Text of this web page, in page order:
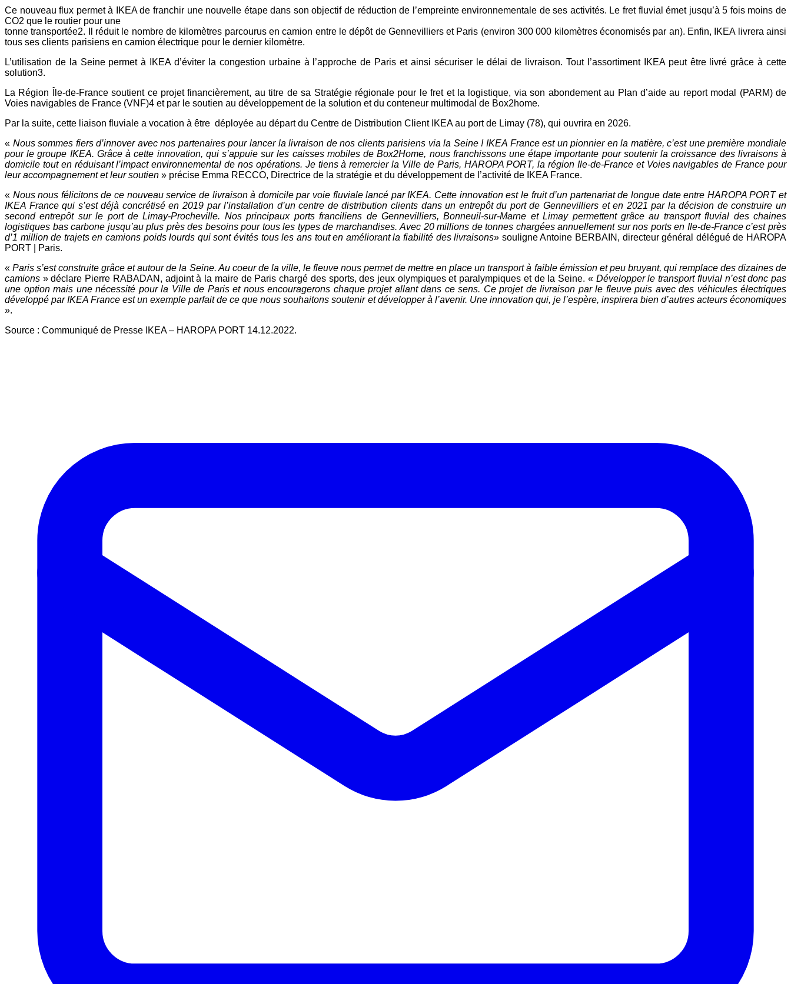
Ce nouveau flux permet à IKEA de franchir une nouvelle étape dans son objectif de réduction de l’empreinteenvironnementale de ses activités. Le fret fluvial émet jusqu’à 5 fois moins de
CO2 que le routier pour une
tonne transportée2. Il réduit le nombre de kilomètres parcourus en camion entre le dépôt de Gennevilliers et Paris (environ 300 000 kilomètres économisés par an). Enfin, IKEA livrera ainsi
tous ses clients parisiens en camion électrique pour le dernier kilomètre.
L’utilisation de la Seine permet à IKEA d’éviter la congestion urbaine à l’approche de Paris et ainsi sécuriser le délai de livraison. Tout l’assortiment IKEA peut être livré grâce à cette
solution3.
La Région Île-de-France soutient ce projet financièrement, au titre de sa Stratégie régionale pour le fret et la logistique, via son abondement au Plan d’aide au report modal (PARM) de
Voies navigables de France (VNF)4 et par le soutien au développement de la solution et du conteneur multimodal de Box2home.
Par la suite, cette liaison fluviale a vocation à être déployée au départ du Centre de Distribution Client IKEA au port de Limay (78), qui ouvrira en 2026.
« Nous sommes fiers d’innover avec nos partenaires pour lancer la livraison de nos clients parisiens via la Seine ! IKEA France est un pionnier en la matière, c’est une premièremondiale
pour le groupe IKEA. Grâce à cette innovation, qui s’appuie sur les caisses mobiles de Box2Home, nous franchissons une étapeimportante pour soutenir la croissance des livraisons à
domicile tout en réduisant l’impact environnementalde nos opérations. Je tiens à remercier la Ville de Paris, HAROPA PORT, la région Ile-de-France et Voies navigablesde France pour
leur accompagnement et leur soutien » précise Emma RECCO, Directrice de la stratégie et du développement de l’activité de IKEA France.
« Nous nous félicitons de ce nouveau service de livraison à domicile par voie fluviale lancé par IKEA. Cette innovation est le fruit d’un partenariat de longue date entre HAROPA PORT et
IKEA France qui s’est déjà concrétisé en 2019 par l’installation d’un centre dedistribution clients dans un entrepôt du port de Gennevilliers et en 2021 par la décision de construire un
secondentrepôt sur le port de Limay-Procheville. Nos principaux ports franciliens de Gennevilliers, Bonneuil-sur-Marne et Limay permettent grâce au transportfluvial des chaines
logistiques bas carbone jusqu’au plus près des besoins pour tous les types de marchandises.Avec 20 millions de tonnes chargées annuellement surnos ports en Ile-de-France c’est près
d’1 million de trajetsen camions poids lourds qui sont évités tous les ans tout en améliorant la fiabilité des livraisons» souligneAntoine BERBAIN, directeur général délégué de HAROPA
PORT | Paris.
«Paris s’est construite grâce et autour de la Seine. Au coeur de la ville, le fleuve nous permet de mettre enplace un transport à faible émission et peu bruyant, qui remplace des dizaines de
camions » déclare Pierre RABADAN, adjoint à la maire de Paris chargé des sports, des jeux olympiques et paralympiques et de la Seine. « Développer le transport fluvial n’est donc pas
une option mais une nécessité pour la Ville de Paris et nous encouragerons chaque projet allant dans ce sens. Ce projet de livraison par le fleuve puis avec des véhicules électriques
développé par IKEA France est un exempleparfait de ce que nous souhaitons soutenir et développerà l’avenir. Une innovation qui, je l’espère, inspirera bien d’autres acteurs économiques
».
Source : Communiqué de Presse IKEA – HAROPA PORT 14.12.2022.